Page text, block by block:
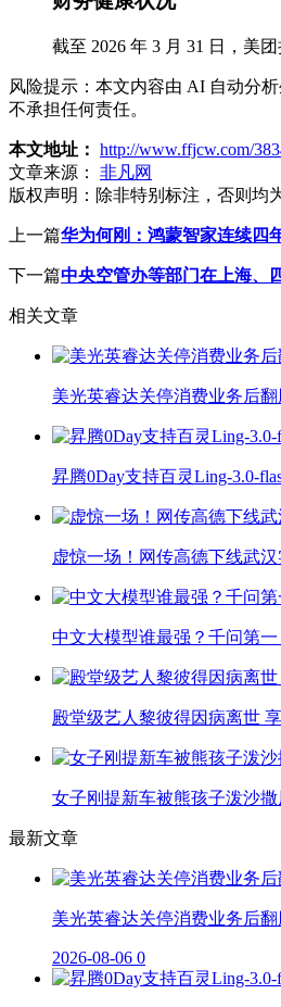
截至 2026 年 3 月 31 日，美
风险提示：本文内容由 AI 自动分
不承担任何责任。
本文地址： http://www.ffjcw.com/
文章来源：
非凡网
版权声明： 除非特别标注，否则均
上一篇华为何刚：鸿蒙智家连续四
下一篇中央空管办等部门在上海、
相关文章
美光英睿达关停消费业务后
昇腾0Day支持百灵Ling-3.0-
虚惊一场！网传高德下线武
中文大模型谁最强？千问第一
殿堂级艺人黎彼得因病离世
女子刚提新车被熊孩子泼沙
最新文章
美光英睿达关停消费业务后
2026-08-06 0